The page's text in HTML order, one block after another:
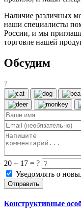
Наличие различных
наши специалисты
России, и мы
торговле нашей
Обсудим
?
20 + 17 = ?
Уведомлять о
Отправить
Конструктивные